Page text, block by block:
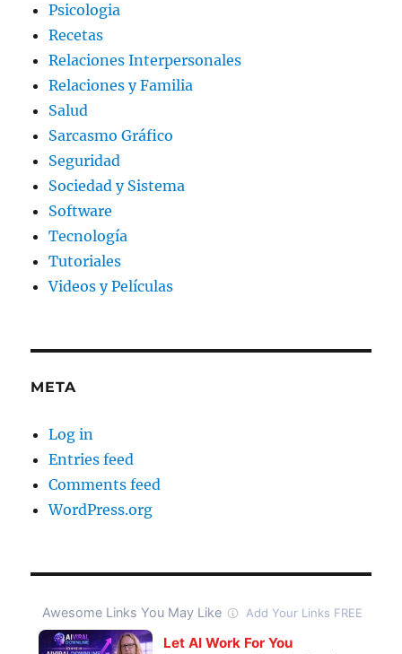
Psicologia
Recetas
Relaciones Interpersonales
Relaciones y Familia
Salud
Sarcasmo Gráfico
Seguridad
Sociedad y Sistema
Software
Tecnología
Tutoriales
Videos y Películas
META
Log in
Entries feed
Comments feed
WordPress.org